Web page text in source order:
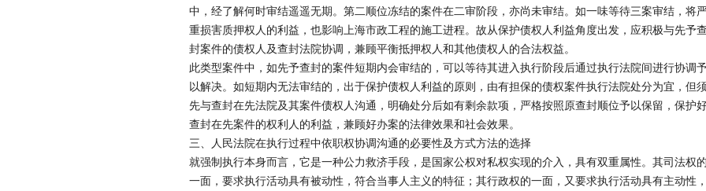
中，经了解何时审结遥遥无期。第二顺位冻结的案件在二审阶段，亦尚未审结。如一味等待三案审结，将
重损害质押权人的利益，也影响上海市政工程的施工进程。故从保护债权人利益角度出发，应积极与先予
封案件的债权人及查封法院协调，兼顾平衡抵押权人和其他债权人的合法权益。
此类型案件中，如先予查封的案件短期内会审结的，可以等待其进入执行阶段后通过执行法院间进行协调
以解决。如短期内无法审结的，出于保护债权人利益的原则，由有担保的债权案件执行法院处分为宜，但须
先与查封在先法院及其案件债权人沟通，明确处分后如有剩余款项，严格按照原查封顺位予以保留，保护
查封在先案件的权利人的利益，兼顾好办案的法律效果和社会效果。
三、人民法院在执行过程中依职权协调沟通的必要性及方式方法的选择
就强制执行本身而言，它是一种公力救济手段，是国家公权对私权实现的介入，具有双重属性。其司法权的
一面，要求执行活动具有被动性，符合当事人主义的特征；其行政权的一面，又要求执行活动具有主动性，